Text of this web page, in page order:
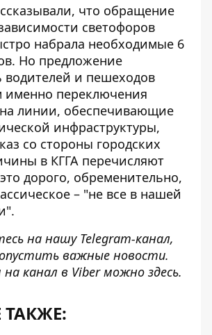
что обращение
светофоров
набрала необходимые 6
. Но предложение
водителей и пешеходов
именно переключения
линии, обеспечивающие
инфраструктуры,
со стороны городских
в КГГА перечисляют
дорого, обременительно,
– "не все в нашей
на нашу Telegram-канал,
важные новости.
на канал в Viber можно здесь.
ТАКЖЕ: